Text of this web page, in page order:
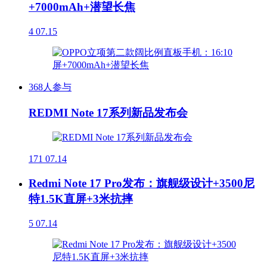
+7000mAh+潜望长焦
4 07.15
368人参与
REDMI Note 17系列新品发布会
171 07.14
Redmi Note 17 Pro发布：旗舰级设计+3500尼
特1.5K直屏+3米抗摔
5 07.14